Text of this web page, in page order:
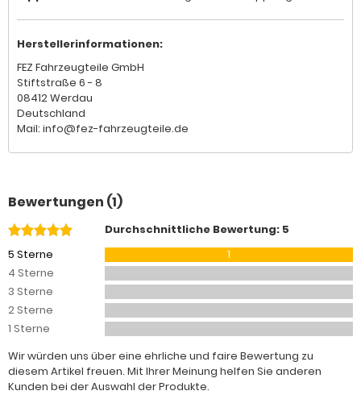
Herstellerinformationen:
FEZ Fahrzeugteile GmbH
Stiftstraße 6 - 8
08412 Werdau
Deutschland
Mail: info@fez-fahrzeugteile.de
Bewertungen (1)
Durchschnittliche Bewertung: 5
5 Sterne
1
4 Sterne
3 Sterne
2 Sterne
1 Sterne
Wir würden uns über eine ehrliche und faire Bewertung zu
diesem Artikel freuen. Mit Ihrer Meinung helfen Sie anderen
Kunden bei der Auswahl der Produkte.